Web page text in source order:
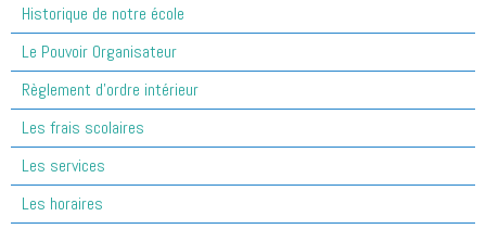
Historique de notre école
Le Pouvoir Organisateur
Règlement d'ordre intérieur
Les frais scolaires
Les services
Les horaires